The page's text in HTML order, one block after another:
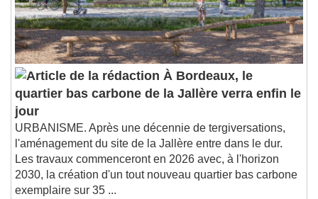
À Bordeaux, le
quartier bas carbone de la Jallère verra enfin le
jour
URBANISME. Après une décennie de tergiversations,
l'aménagement du site de la Jallère entre dans le dur.
Les travaux commenceront en 2026 avec, à l'horizon
2030, la création d'un tout nouveau quartier bas carbone